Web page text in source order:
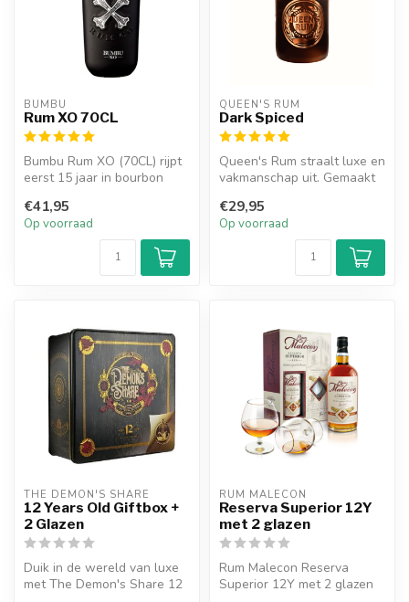
BUMBU
Rum XO 70CL
Bumbu Rum XO (70CL) rijpt
eerst 15 jaar in bourbon
ru...
€41,95
Op voorraad
QUEEN'S RUM
Dark Spiced
Queen's Rum straalt luxe en
vakmanschap uit. Gemaakt
met...
€29,95
Op voorraad
THE DEMON'S SHARE
12 Years Old Giftbox +
2 Glazen
Duik in de wereld van luxe
met The Demon's Share 12
RUM MALECON
Reserva Superior 12Y
met 2 glazen
Rum Malecon Reserva
Superior 12Y met 2 glazen